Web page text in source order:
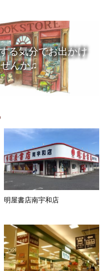
る気分でお出かけ
んか♫
明屋書店南宇和店